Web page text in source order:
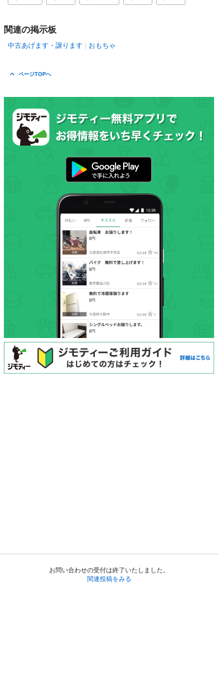
お問い合わせの受付は終了いたしました。
関連投稿をみる
関連の掲示板
中古あげます・譲ります おもちゃ
ページTOPへ